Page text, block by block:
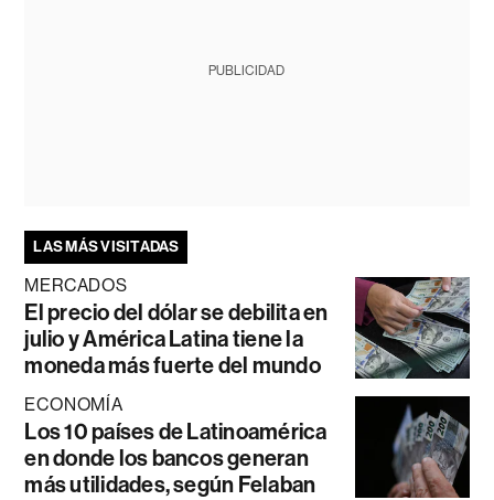
PUBLICIDAD
LAS MÁS VISITADAS
MERCADOS
El precio del dólar se debilita en
julio y América Latina tiene la
moneda más fuerte del mundo
ECONOMÍA
Los 10 países de Latinoamérica
en donde los bancos generan
más utilidades, según Felaban